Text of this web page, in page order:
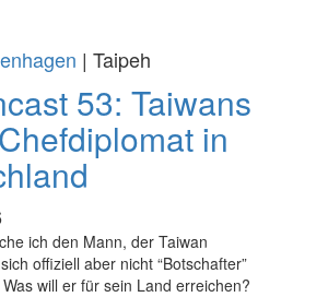
| Taipeh
53: Taiwans
in
ich den Mann, der Taiwan
offiziell aber nicht “Botschafter”
will er für sein Land erreichen?